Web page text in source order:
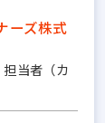
ーズ株式
当者（カ